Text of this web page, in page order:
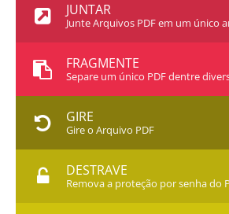
JUNTAR
Junte Arquivos PDF em um único
FRAGMENTE
Separe um único PDF dentre
GIRE
Gire o Arquivo PDF
DESTRAVE
Remova a proteção por senha do